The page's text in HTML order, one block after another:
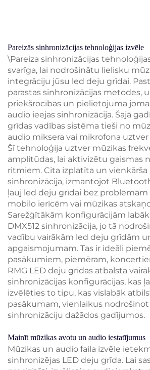
Pareizās sinhronizācijas tehnoloģijas izvēle
\Pareiza sinhronizācijas
svarīga, lai nodrošinātu lielisku
integrāciju jūsu led deju grīdai.
parastas sinhronizācijas metodes,
priekšrocības un pielietojuma
audio ieejas sinhronizācija. Šajā
grīdas vadības sistēma tieši no
audio miksera vai mikrofona
Šī tehnoloģija uztver mūzikas
amplitūdas, lai aktivizētu gaismas
ritmiem. Cita izplatīta un vienkārša
sinhronizācija, izmantojot
ļauj led deju grīdai bez problēmām
mobilo ierīcēm vai mūzikas
Sarežģītākām konfigurācijām
DMX512 sinhronizācija, jo tā
vadību vairākām led deju grīdām
apgaismojumam. Tas ir ideāli
pasākumiem, piemēram,
RMG LED deju grīdas atbalsta
sinhronizācijas konfigurācijas, kas
izvēlēties to tipu, kas vislabāk
pasākumam, vienlaikus
sinhronizāciju dažādos gadījumos.
Mainīt mūzikas avotu un audio iestatījumus
Mūzikas un audio faila izvēle
sinhronizējas LED deju grīda. Lai